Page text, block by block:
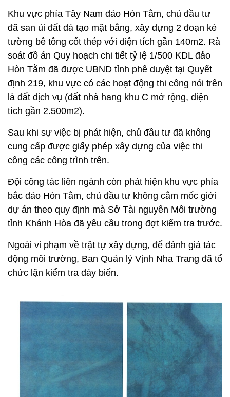
Khu vực phía Tây Nam đảo Hòn Tằm, chủ đầu tư
đã san ủi đất đá tạo mặt bằng, xây dựng 2 đoạn kè
tường bê tông cốt thép với diện tích gần 140m2. Rà
soát đồ án Quy hoạch chi tiết tỷ lệ 1/500 KDL đảo
Hòn Tằm đã được UBND tỉnh phê duyệt tại Quyết
định 219, khu vực có các hoạt động thi công nói trên
là đất dịch vụ (đất nhà hang khu C mở rộng, diện
tích gần 2.500m2).
Sau khi sự việc bị phát hiện, chủ đầu tư đã không
cung cấp được giấy phép xây dựng của việc thi
công các công trình trên.
Đội công tác liên ngành còn phát hiện khu vực phía
bắc đảo Hòn Tằm, chủ đầu tư không cắm mốc giới
dự án theo quy định mà Sở Tài nguyên Môi trường
tỉnh Khánh Hòa đã yêu cầu trong đợt kiểm tra trước.
Ngoài vi phạm về trật tự xây dựng, để đánh giá tác
động môi trường, Ban Quản lý Vịnh Nha Trang đã tổ
chức lặn kiểm tra đáy biển.